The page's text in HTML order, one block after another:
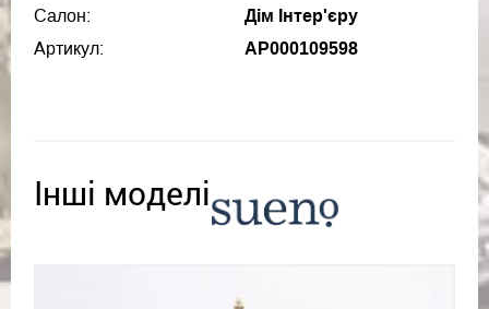
Салон:
Дім Інтер'єру
Артикул:
АР000109598
Інші моделі